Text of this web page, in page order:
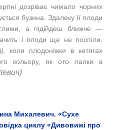
дозріває чимало чорних
бузина. Здалеку її плоди
а підійдеш ближче —
і плоди ще не поспіли.
коли плодоніжки в кетягах
кольору, як ото лапки в
Михалевич. «Сухе
циклу «Дивовижі про